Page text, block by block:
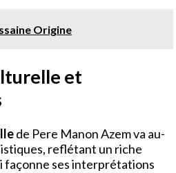
Origine
et
de Pere Manon Azem va au-
reflétant un riche
façonne ses interprétations